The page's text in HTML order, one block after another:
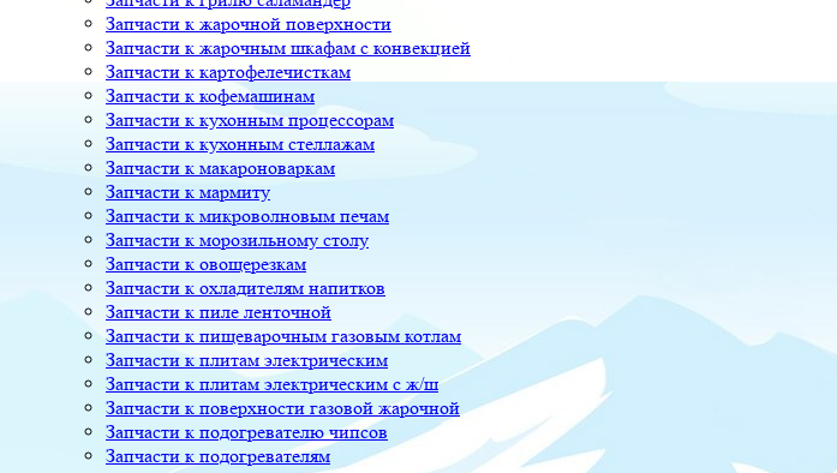
Запчасти к жарочной поверхности
Запчасти к жарочным шкафам с конвекцией
Запчасти к картофелечисткам
Запчасти к кофемашинам
Запчасти к кухонным процессорам
Запчасти к кухонным стеллажам
Запчасти к макароноваркам
Запчасти к мармиту
Запчасти к микроволновым печам
Запчасти к морозильному столу
Запчасти к овощерезкам
Запчасти к охладителям напитков
Запчасти к пиле ленточной
Запчасти к пищеварочным газовым котлам
Запчасти к плитам электрическим
Запчасти к плитам электрическим с ж/ш
Запчасти к поверхности газовой жарочной
Запчасти к подогревателю чипсов
Запчасти к подогревателям